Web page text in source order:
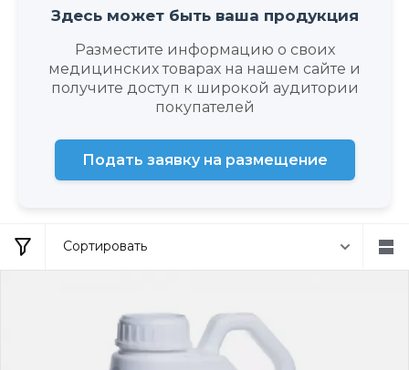
Здесь может быть ваша продукция
Разместите информацию о своих
медицинских товарах на нашем сайте и
получите доступ к широкой аудитории
покупателей
Подать заявку на размещение
Сортировать